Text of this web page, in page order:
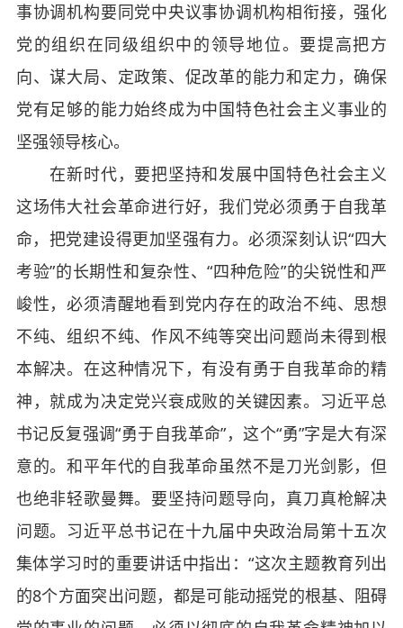
事协调机构要同党中央议事协调机构相衔接，强化
党的组织在同级组织中的领导地位。要提高把方
向、谋大局、定政策、促改革的能力和定力，确保
党有足够的能力始终成为中国特色社会主义事业的
坚强领导核心。
在新时代，要把坚持和发展中国特色社会主义
这场伟大社会革命进行好，我们党必须勇于自我革
命，把党建设得更加坚强有力。必须深刻认识“四大
考验”的长期性和复杂性、“四种危险”的尖锐性和严
峻性，必须清醒地看到党内存在的政治不纯、思想
不纯、组织不纯、作风不纯等突出问题尚未得到根
本解决。在这种情况下，有没有勇于自我革命的精
神，就成为决定党兴衰成败的关键因素。习近平总
书记反复强调“勇于自我革命”，这个“勇”字是大有深
意的。和平年代的自我革命虽然不是刀光剑影，但
也绝非轻歌曼舞。要坚持问题导向，真刀真枪解决
问题。习近平总书记在十九届中央政治局第十五次
集体学习时的重要讲话中指出：“这次主题教育列出
的8个方面突出问题，都是可能动摇党的根基、阻碍